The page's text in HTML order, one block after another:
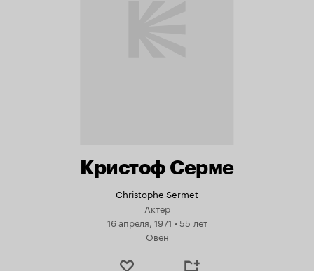
Кристоф Серме
Christophe Sermet
Актер
16 апреля, 1971 •55 лет
Овен